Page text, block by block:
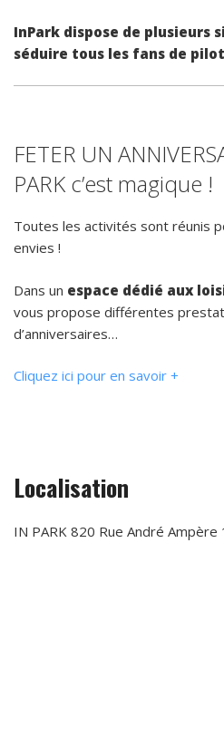
InPark dispose de plusieurs
séduire tous les fans de
FETER UN
PARK c’est magique !
Toutes les activités sont réunis
envies !
Dans un espace dédié aux
vous propose différentes
d’anniversaires…
Cliquez ici pour en savoir +
Localisation
IN PARK 820 Rue André Ampère